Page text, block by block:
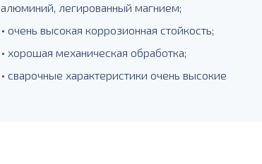
алюминий, легированный магнием;
• очень высокая коррозионная стойкость;
• хорошая механическая обработка;
• сварочные характеристики очень высокие